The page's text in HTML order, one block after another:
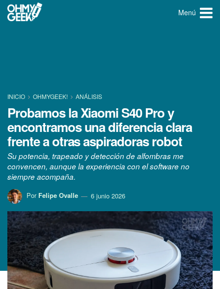
Menú
INICIO OHMYGEEK! ANÁLISIS
Probamos la Xiaomi S40 Pro y
encontramos una diferencia clara
frente a otras aspiradoras robot
Su potencia, trapeado y detección de alfombras me
convencen, aunque la experiencia con el software no
siempre acompaña.
Por Felipe Ovalle 6 junio 2026